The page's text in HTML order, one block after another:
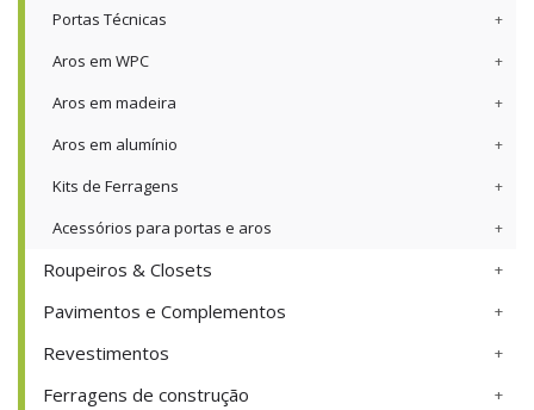
Portas Técnicas
Aros em WPC
Aros em madeira
Aros em alumínio
Kits de Ferragens
Acessórios para portas e aros
Roupeiros & Closets
Pavimentos e Complementos
Revestimentos
Ferragens de construção